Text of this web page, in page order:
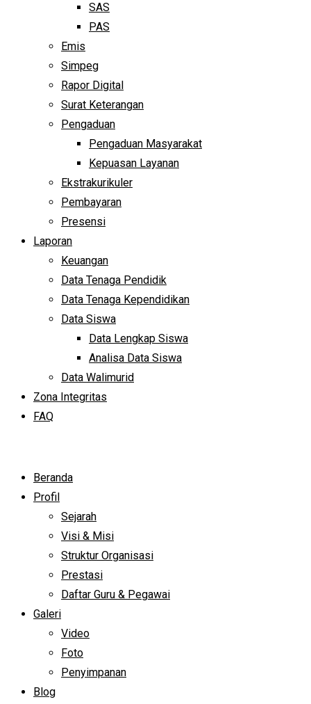
SAS
PAS
Emis
Simpeg
Rapor Digital
Surat Keterangan
Pengaduan
Pengaduan Masyarakat
Kepuasan Layanan
Ekstrakurikuler
Pembayaran
Presensi
Laporan
Keuangan
Data Tenaga Pendidik
Data Tenaga Kependidikan
Data Siswa
Data Lengkap Siswa
Analisa Data Siswa
Data Walimurid
Zona Integritas
FAQ
Beranda
Profil
Sejarah
Visi & Misi
Struktur Organisasi
Prestasi
Daftar Guru & Pegawai
Galeri
Video
Foto
Penyimpanan
Blog